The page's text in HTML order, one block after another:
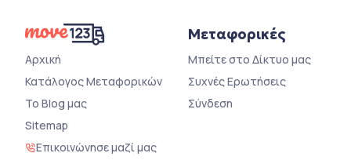
Αρχική
Κατάλογος Μεταφορικών
Το Blog μας
Sitemap
Επικοινώνησε μαζί μας
Μεταφορικές
Μπείτε στο Δίκτυο μας
Συχνές Ερωτήσεις
Σύνδεση